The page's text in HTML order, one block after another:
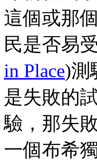
這個或那
民是否易
in Place)測
是失敗的
驗，那失
一個布希